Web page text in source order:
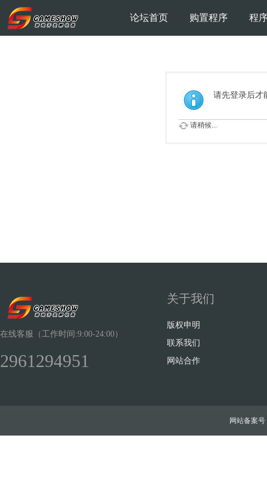
论坛首页 购置程序 程
请先登录后才
请稍候...
在线客服（工作时间:9:00-24:00）
2961294951
关于我们
版权申明
联系我们
网站合作
网站备案号